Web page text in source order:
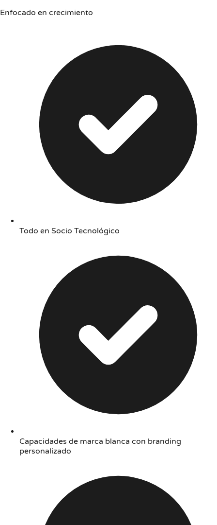
Enfocado en crecimiento
Todo en Socio Tecnológico
Capacidades de marca blanca con branding
personalizado